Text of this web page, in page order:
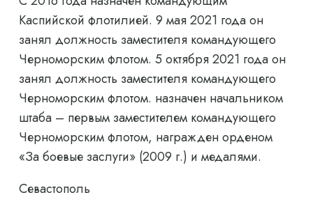
Каспийской флотилией. 9 мая 2021 года он
занял должность заместителя командующего
Черноморским флотом. 5 октября 2021 года он
занял должность заместителя командующего
Черноморским флотом. назначен начальником
штаба – первым заместителем командующего
Черноморским флотом, награжден орденом
«За боевые заслуги» (2009 г.) и медалями.
Севастополь